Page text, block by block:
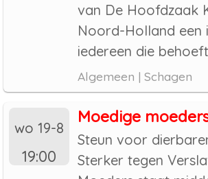
van De Hoofdzaak
Noord-Holland
iedereen die
Algemeen | Schagen
wo 19-8
19:00
Moedige
Steun voor
Sterker tegen